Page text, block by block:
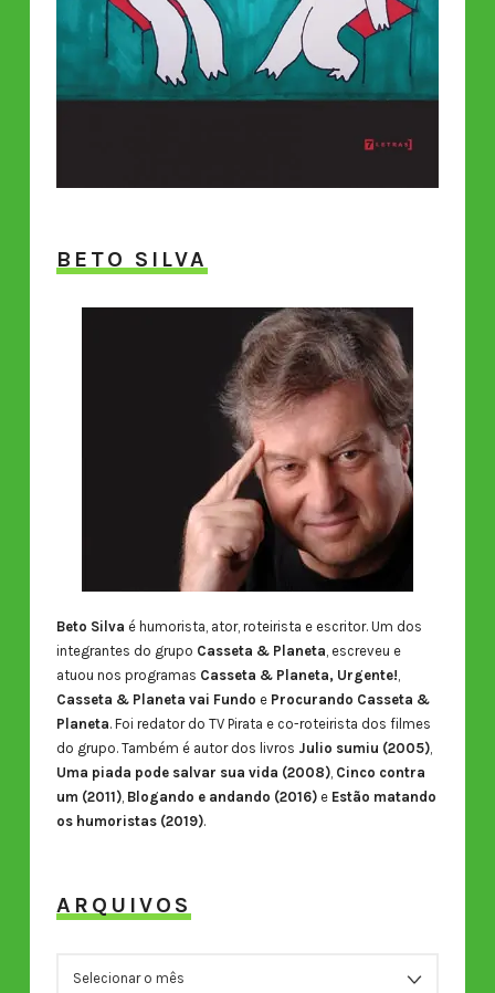
BETO SILVA
Beto Silva é humorista, ator, roteirista e escritor. Um dos
integrantes do grupo Casseta & Planeta , escreveu e
atuou nos programas Casseta & Planeta, Urgente!
Casseta & Planeta vai Fundo e Procurando Casseta &
Planeta. Foi redator do TV Pirata e co-roteirista dos filmes
do grupo. Também é autor dos livros Julio sumiu (2005),
Uma piada pode salvar sua vida (2008), Cinco contra
um (2011), Blogando e andando (2016)e Estão matando
os humoristas (2019).
ARQUIVOS